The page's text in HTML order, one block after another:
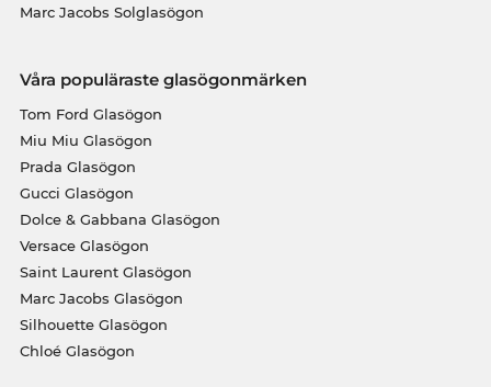
Marc Jacobs Solglasögon
Våra populäraste glasögonmärken
Tom Ford Glasögon
Miu Miu Glasögon
Prada Glasögon
Gucci Glasögon
Dolce & Gabbana Glasögon
Versace Glasögon
Saint Laurent Glasögon
Marc Jacobs Glasögon
Silhouette Glasögon
Chloé Glasögon